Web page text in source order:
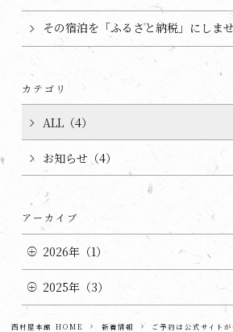
その宿泊を「ふるさと納税」にしま
カテゴリ
ALL（4）
お知らせ（4）
アーカイブ
2026年（1）
2025年（3）
西村屋本館 HOME 新着情報 ご予約は公式サイト